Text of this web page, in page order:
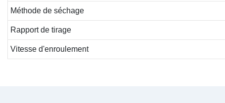
Méthode de séchage
Rapport de tirage
Vitesse d'enroulement